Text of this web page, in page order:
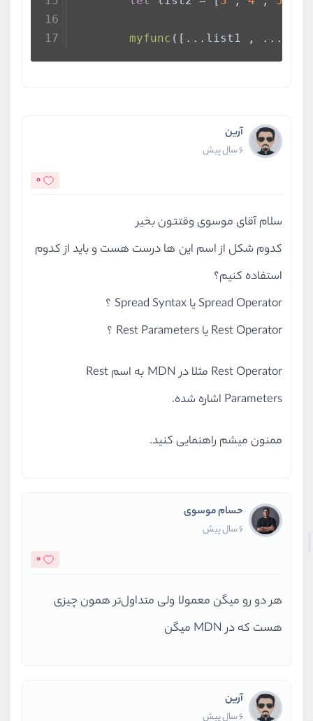
myfunc ([...list1 ,
آرین
6 سال پیش
0
سلام آقای موسوی وقتتون بخیر
کدوم شکل از اسم این ها درست هست و باید از کدوم
استفاده کنیم؟
Spread Operator یا Spread Syntax ؟
Rest Operator یا Rest Parameters ؟
Rest Operator مثلا در MDN به اسم Rest
Parameters اشاره شده.
ممنون میشم راهنمایی کنید.
حسام موسوی
6 سال پیش
0
هر دو رو میگن معمولا ولی متداول‌تر همون چیزی
هست که در MDN میگن
آرین
6 سال پیش